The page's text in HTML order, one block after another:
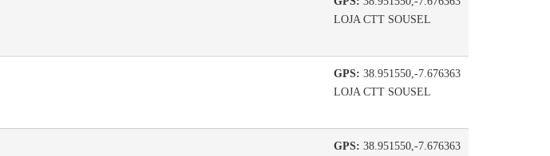
LOJA CTT SOUSEL
GPS: 38.951550,-7.676363
LOJA CTT SOUSEL
GPS: 38.951550,-7.676363